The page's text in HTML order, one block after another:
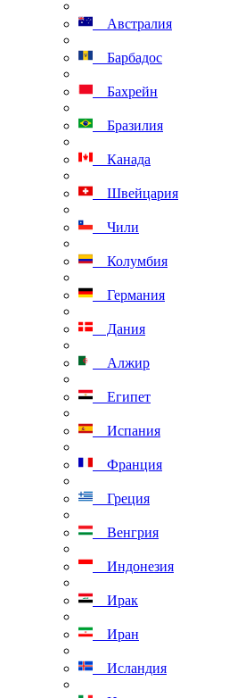
Австралия
Барбадос
Бахрейн
Бразилия
Канада
Швейцария
Чили
Колумбия
Германия
Дания
Алжир
Египет
Испания
Франция
Греция
Венгрия
Индонезия
Ирак
Иран
Исландия